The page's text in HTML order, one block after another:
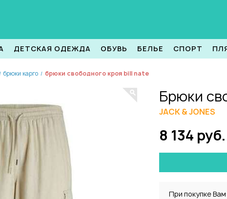
ДЕТСКАЯ ОДЕЖДА ОБУВЬ БЕЛЬЕ СПОРТ
брюки карго / брюки свободного кроя bill nate
Брюки
JACK & JONES
8 134 руб.
При покупке